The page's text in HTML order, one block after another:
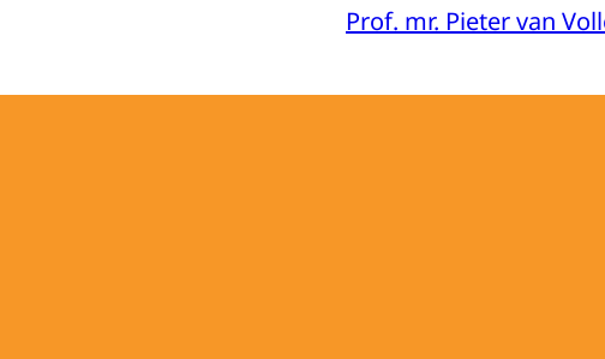
Prof. mr. Pieter van